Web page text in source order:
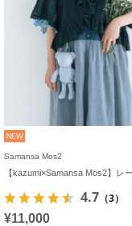
NEW
Samansa Mos2
4.7 （3）
¥11,000